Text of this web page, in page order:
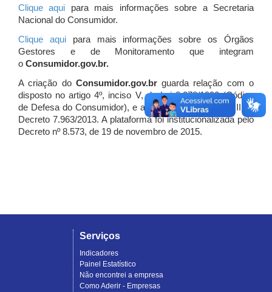
Clique aqui para mais informações sobre a Secretaria
Nacional do Consumidor.
Clique aquipara mais informações sobre os Órgãos
Gestores e de Monitoramento que integram
o Consumidor.gov.br.
A criação do Consumidor.gov.brguarda relação com o
disposto no artigo 4º, inciso V, da Lei 8.078/1990 (Código
de Defesa do Consumidor), e artigo 7º, incisos I, II e III do
Decreto 7.963/2013. A plataforma foi institucionalizada pelo
Decreto nº 8.573, de 19 de novembro de 2015.
Serviços
Indicadores
Painel Estatístico
Não encontrei a empresa
Como Aderir - Empresas